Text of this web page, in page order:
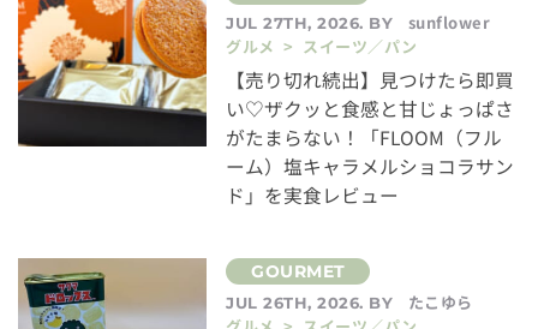
JUL 27TH, 2026. BY
sunflower
グルメ > スイーツ／パン
【売り切れ続出】見つけたら即買
い♡ザクッと食感と甘じょっぱさ
がたまらない！「FLOOM（フル
ーム）塩キャラメルショコラサン
ド」を実食レビュー
JUL 26TH, 2026. BY
たこゆら